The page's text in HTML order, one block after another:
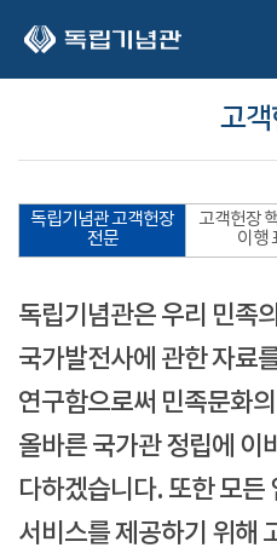
고
독립기념관 고객헌장
전문
고객헌장
이행
독립기념관은 우리 민족
국가발전사에 관한 자료
연구함으로써 민족문화
올바른 국가관 정립에 이
다하겠습니다. 또한 모든
서비스를 제공하기 위해